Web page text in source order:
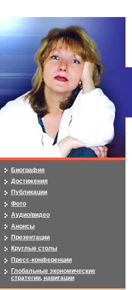
Биография
Достижения
Публикации
Фото
Аудио/видео
Анонсы
Презентации
Круглые столы
Пресс-конференции
Глобальные экономические
стратегии, навигации